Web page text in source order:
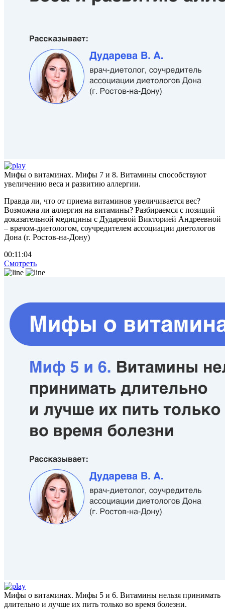
Мифы о витаминах. Мифы 7 и 8. Витамины способствуют
увеличению веса и развитию аллергии.
Правда ли, что от приема витаминов увеличивается вес?
Возможна ли аллергия на витамины? Разбираемся с позиций
доказательной медицины с Дударевой Викторией Андреевной
– врачом-диетологом, соучредителем ассоциации диетологов
Дона (г. Ростов-на-Дону)
00:11:04
Смотреть
Мифы о витаминах. Мифы 5 и 6. Витамины нельзя принимать
длительно и лучше их пить только во время болезни.